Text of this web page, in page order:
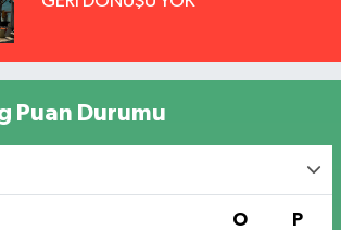
Puan Durumu
O P